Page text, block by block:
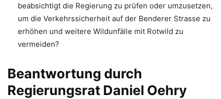
beabsichtigt die Regierung zu prüfen oder umzusetzen,
um die Verkehrssicherheit auf der Benderer Strasse zu
erhöhen und weitere Wildunfälle mit Rotwild zu
vermeiden?
Beantwortung durch
Regierungsrat Daniel Oehry